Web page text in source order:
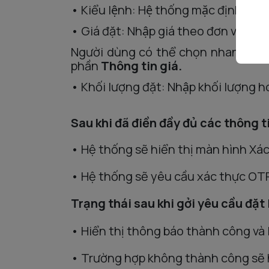
• Kiểu lệnh: Hêthống mặcđịnh
• Giá đặt: Nhậpgiatheo đơnvị 1,000
Người dùng có thể chọn nhanh
phần Thông tin giá.
• Khối lượng đặt: Nhậpkhối lượng
Sau khi đã điền đầy đủ các thông
• Hệ thống sẽ hiển thị màn hình
• Hệ thống sẽ yêu cầu xác thực
Trạng thái sau khi gởi yêu cầu đặt
• Hiển thị thông báo thành công
• Trường hợp không thành công